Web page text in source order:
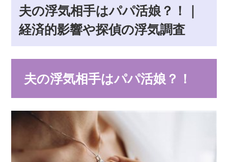
夫の浮気相手はパパ活娘？！｜
経済的影響や探偵の浮気調査
夫の浮気相手はパパ活娘？！